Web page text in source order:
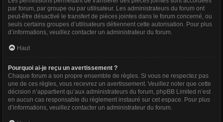
par forum, par groupe ou par utilisateur. Les administrateurs du forum ont
peut-être désactivé le transfert de pièces jointes dans le forum concerné, ou
seuls certains groupes d’utilisateurs détiennent cette autorisation. Pour plus
d’informations, veuillez contacter un administrateur du forum.
Haut
Pourquoi ai-je reçu un avertissement ?
Chaque forum a son propre ensemble de règles. Si vous ne respectez pas
une de ces règles, vous recevrez un avertissement. Veuillez noter que cette
décision n’appartient qu’aux administrateurs du forum, phpBB Limited n’est
en aucun cas responsable du règlement instauré sur cet espace. Pour plus
d’informations, veuillez contacter un administrateur du forum.